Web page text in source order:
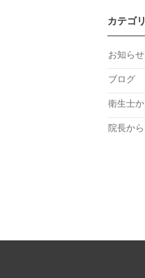
カテゴ
お知らせ
ブログ
衛生士か
院長から